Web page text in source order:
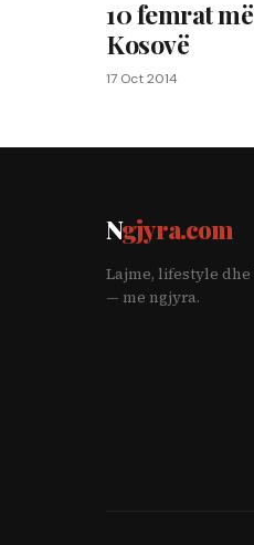
10 femrat
Kosovë
17 Oct 2014
Ngjyra.com
Lajme, lifestyle
— me ngjyra.